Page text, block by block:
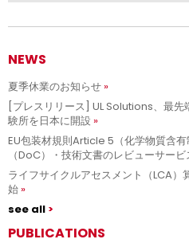
NEWS
夏季休業のお知らせ
[プレスリリース] UL Solutions、最
験所を日本に開設
EU包装材規則Article 5（化学物質含
（DoC）・技術文書のレビューサー
ライフサイクルアセスメント（LCA
始
see all
PUBLICATIONS